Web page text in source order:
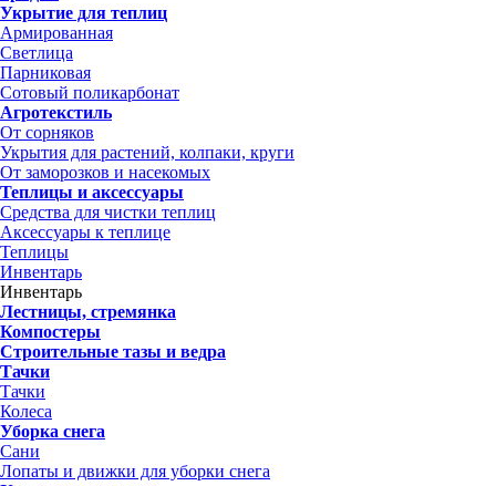
Укрытие для теплиц
Армированная
Светлица
Парниковая
Сотовый поликарбонат
Агротекстиль
От сорняков
Укрытия для растений, колпаки, круги
От заморозков и насекомых
Теплицы и аксессуары
Средства для чистки теплиц
Аксессуары к теплице
Теплицы
Инвентарь
Инвентарь
Лестницы, стремянка
Компостеры
Строительные тазы и ведра
Тачки
Тачки
Колеса
Уборка снега
Сани
Лопаты и движки для уборки снега